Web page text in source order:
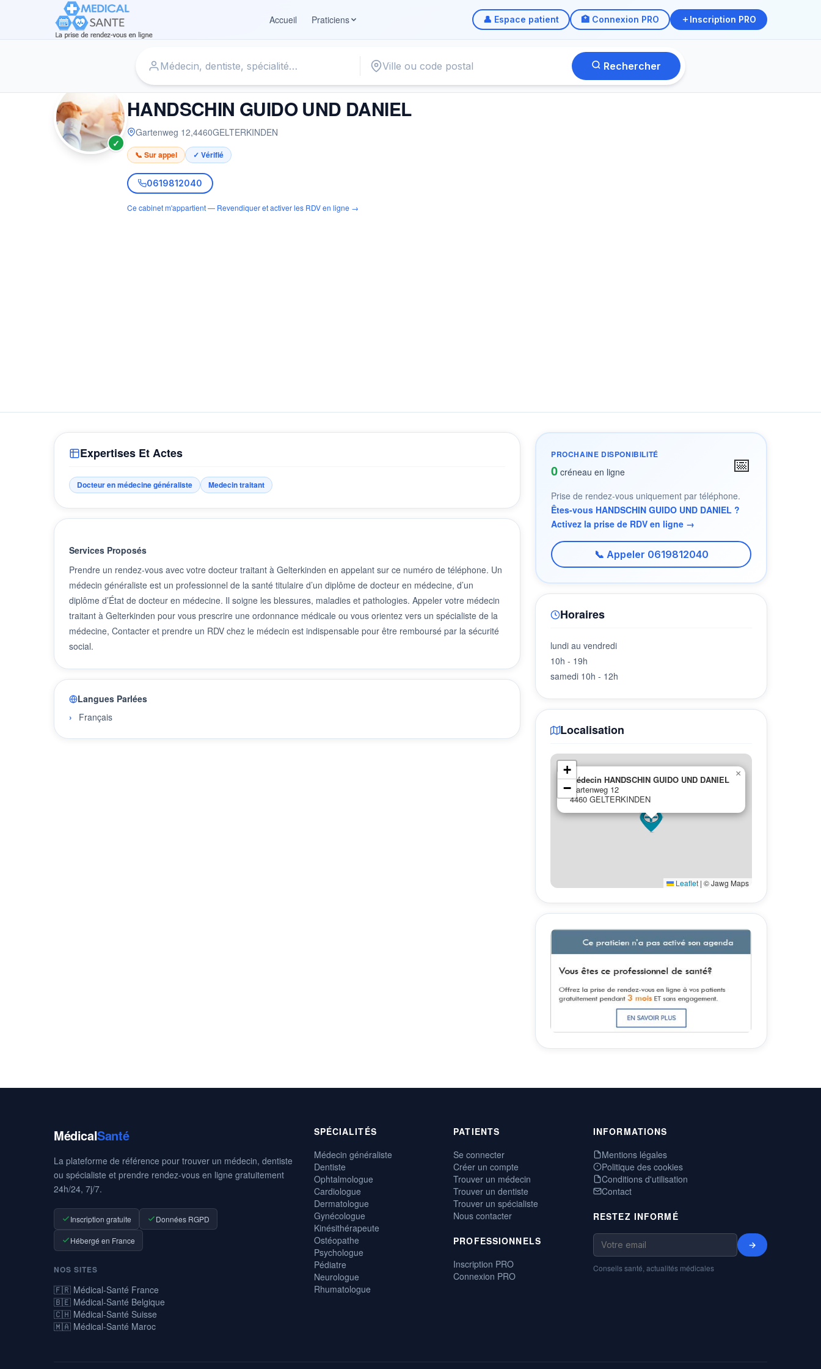
Accueil
Praticiens 👤 Espace patient 🏥 Connexion PRO Inscription PRO
Rechercher
✓
MÉDECIN
HANDSCHIN GUIDO UND DANIEL
Gartenweg 12,4460GELTERKINDEN
📞 Sur appel ✓ Vérifié
0619812040
Ce cabinet m'appartient — Revendiquer et activer les RDV en ligne →
Expertises Et Actes
Docteur en médecine généraliste Medecin traitant
Services Proposés
Prendre un rendez-vous avec votre docteur traitant à Gelterkinden en appelant sur ce numéro de téléphone. Un
médecin généraliste est un professionnel de la santé titulaire d’un diplôme de docteur en médecine, d’un
diplôme d’État de docteur en médecine. Il soigne les blessures, maladies et pathologies. Appeler votre médecin
traitant à Gelterkinden pour vous prescrire une ordonnance médicale ou vous orientez vers un spécialiste de la
médecine, Contacter et prendre un RDV chez le médecin est indispensable pour être remboursé par la sécurité
social.
Langues Parlées
Français
PROCHAINE DISPONIBILITÉ
0 créneau en ligne 📅
Prise de rendez-vous uniquement par téléphone.
Êtes-vous HANDSCHIN GUIDO UND DANIEL ?
Activez la prise de RDV en ligne →
📞 Appeler 0619812040
Horaires
lundi au vendredi
10h - 19h
samedi 10h - 12h
Localisation
Médecin HANDSCHIN GUIDO UND DANIEL
Gartenweg 12
4460 GELTERKINDEN
×
+
−
Leaflet | © Jawg Maps
MédicalSanté
La plateforme de référence pour trouver un médecin, dentiste
ou spécialiste et prendre rendez-vous en ligne gratuitement
24h/24, 7j/7.
Inscription gratuite Données RGPD
Hébergé en France
NOS SITES
🇫🇷 Médical-Santé France
🇧🇪 Médical-Santé Belgique
🇨🇭 Médical-Santé Suisse
🇲🇦 Médical-Santé Maroc
SPÉCIALITÉS
Médecin généraliste
Dentiste
Ophtalmologue
Cardiologue
Dermatologue
Gynécologue
Kinésithérapeute
Ostéopathe
Psychologue
Pédiatre
Neurologue
Rhumatologue
PATIENTS
Se connecter
Créer un compte
Trouver un médecin
Trouver un dentiste
Trouver un spécialiste
Nous contacter
PROFESSIONNELS
Inscription PRO
Connexion PRO
INFORMATIONS
Mentions légales
Politique des cookies
Conditions d'utilisation
Contact
RESTEZ INFORMÉ
→
Conseils santé, actualités médicales